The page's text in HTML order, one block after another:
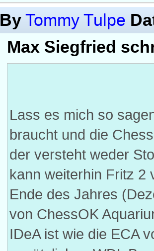
By Tommy Tulpe
Max Siegfried
Lass es mich so
braucht und die
der versteht weder
kann weiterhin Fritz 2
Ende des Jahres
von ChessOK
IDeA ist wie die ECA